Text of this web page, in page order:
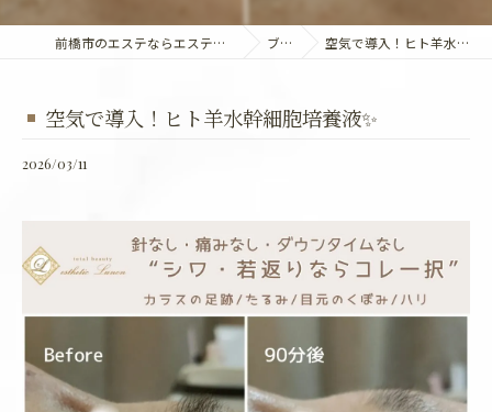
前橋市のエステならエステティック～Lunon～ ブログ 空気で導入！ヒト羊水幹細胞培養液✨
空気で導入！ヒト羊水幹細胞培養液✨
2026/03/11